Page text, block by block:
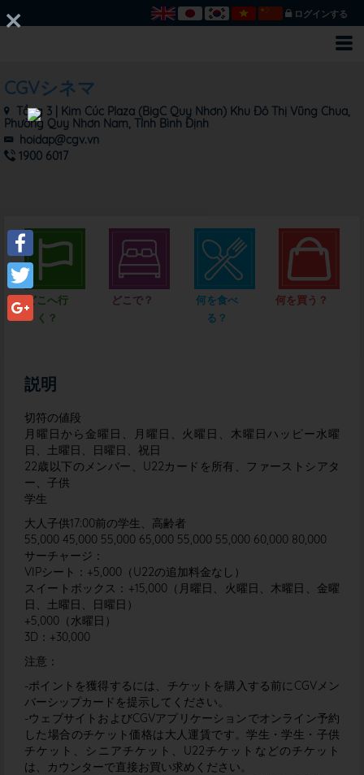
ログインする
Facebook
Twitter
CGVシネマ
Tầng 3 | Kim Cúc Plaza (BigC Quy Nhơn) Khu Đô Thị Vũng Chua,
Phường Quy Nhơn Nam, Tỉnh Bình Định
hoidap@cgv.vn
1900 6017
どこへ行
く？
どこで？
何を食べ
る？
何を買う？
説明
切符の値段
月曜日から金曜日、月曜日、火曜日、木曜日ハッピー水曜
日、土曜日、日曜日、祝日
22歳以下のメンバー、U22カードを所有、ファーストシアタ
ー、子供
学生
大人子供17:00前の学生、高齢者
55,000 45,000 55,000 65,000 55,000 55,000 60,000 80,000
サーチャージ：
VIPシート：+5,000（U22の追加料金なし）
スイートボックス：+15,000（月曜日、火曜日、木曜日、金曜
日、土曜日、日曜日）
+5,000（水曜日）
3D：+30,000
注意：
-ポイントを獲得するには、チケットを購入する前にCGVメン
バーシップカードを提示してください。
-ウェブサイトおよびCGVアプリケーションでオンライン予約
した場合のチケット価格は大人運賃です。学生・学生・子供
チケット、シニアチケット、U22チケットなどのチケット
は、カウンターで直接お買い求めください。